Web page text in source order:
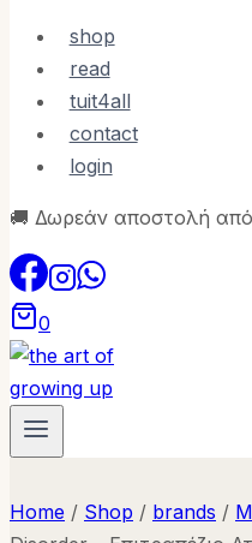
shop
read
tuit4all
contact
login
🚚 Δωρεάν αποστολή
0
Home / Shop / brands /